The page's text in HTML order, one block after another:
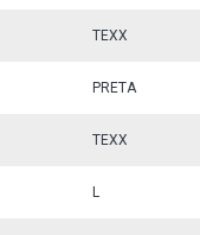
TEXX
PRETA
TEXX
L